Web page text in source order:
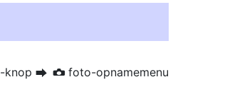
-knop U C foto-opnamemenu